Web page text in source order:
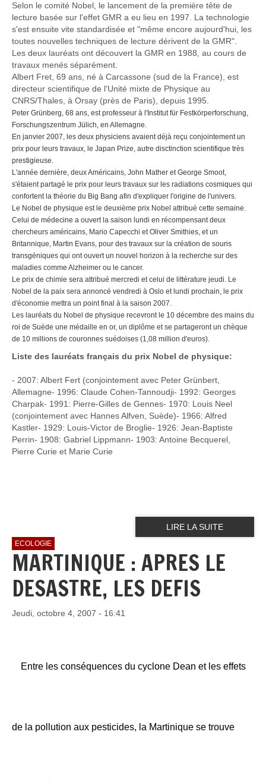
Selon le comité Nobel, le lancement de la première tête de
lecture basée sur l'effet GMR a eu lieu en 1997. La technologie
s'est ensuite vite standardisée et "même encore aujourd'hui, les
toutes nouvelles techniques de lecture dérivent de la GMR".
Les deux lauréats ont découvert la GMR en 1988, au cours de
travaux menés séparément.
Albert Fret, 69 ans, né à Carcassone (sud de la France), est
directeur scientifique de l'Unité mixte de Physique au
CNRS/Thales, à Orsay (près de Paris), depuis 1995.
Peter Grünberg, 68 ans, est professeur à l'Institut für Festkörperforschung,
Forschungszentrum Jülich, en Allemagne.
En janvier 2007, les deux physiciens avaient déjà reçu conjointement un
prix pour leurs travaux, le Japan Prize, autre disctinction scientifique très
prestigieuse.
L'année dernière, deux Américains, John Mather et George Smoot,
s'étaient partagé le prix pour leurs travaux sur les radiations cosmiques qui
confortent la théorie du Big Bang afin d'expliquer l'origine de l'univers.
Le Nobel de physique est le deuxième prix Nobel attribué cette semaine.
Celui de médecine a ouvert la saison lundi en récompensant deux
chercheurs américains, Mario Capecchi et Oliver Smithies, et un
Britannique, Martin Evans, pour des travaux sur la création de souris
transgéniques qui ont ouvert un nouvel horizon à la recherche sur des
maladies comme Alzheimer ou le cancer.
Le prix de chimie sera attribué mercredi et celui de littérature jeudi. Le
Nobel de la paix sera annoncé vendredi à Oslo et lundi prochain, le prix
d'économie mettra un point final à la saison 2007.
Les lauréats du Nobel de physique recevront le 10 décembre des mains du
roi de Suède une médaille en or, un diplôme et se partageront un chèque
de 10 millions de couronnes suédoises (1,08 million d'euros).
Liste des lauréats français du prix Nobel de physique:
- 2007: Albert Fert (conjointement avec Peter Grünbert,
Allemagne- 1996: Claude Cohen-Tannoudji- 1992: Georges
Charpak- 1991: Pierre-Gilles de Gennes- 1970: Louis Neel
(conjointement avec Hannes Alfven, Suède)- 1966: Alfred
Kastler- 1929: Louis-Victor de Broglie- 1926: Jean-Baptiste
Perrin- 1908: Gabriel Lippmann- 1903: Antoine Becquerel,
Pierre Curie et Marie Curie
LIRE LA SUITE
ECOLOGIE
MARTINIQUE : APRES LE
DESASTRE, LES DEFIS
Jeudi, octobre 4, 2007 - 16:41
Entre les conséquences du cyclone Dean et les effets
de la pollution aux pesticides, la Martinique se trouve